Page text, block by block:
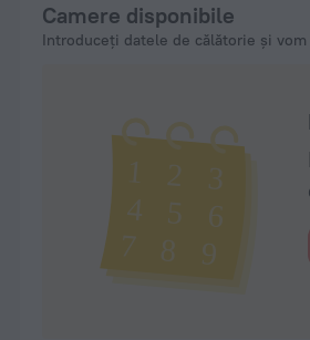
Camere disponibile
Introduceți datele de călătorie și